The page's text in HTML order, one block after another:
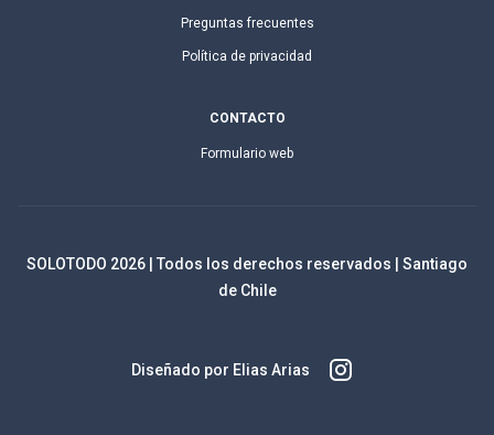
Preguntas frecuentes
Política de privacidad
CONTACTO
Formulario web
SOLOTODO 2026 | Todos los derechos reservados | Santiago
de Chile
Diseñado por Elias Arias